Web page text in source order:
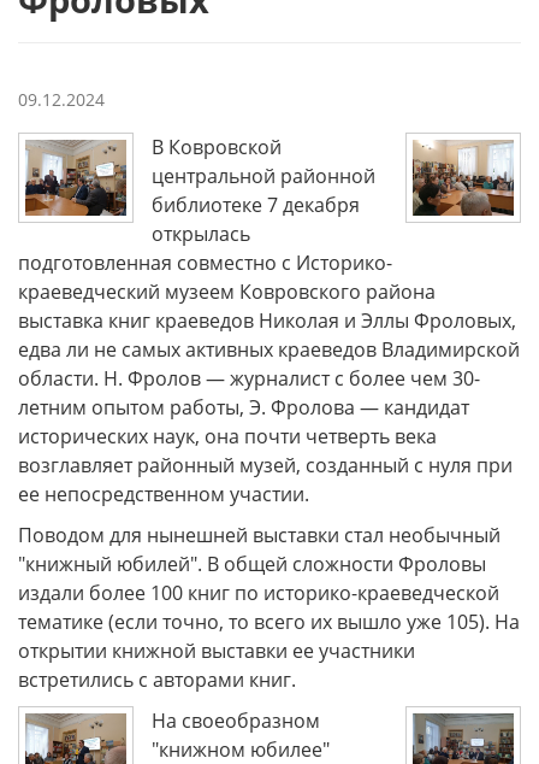
09.12.2024
В Ковровской
центральной районной
библиотеке 7 декабря
открылась
подготовленная совместно с Историко-
краеведческий музеем Ковровского района
выставка книг краеведов Николая и Эллы Фроловых,
едва ли не самых активных краеведов Владимирской
области. Н. Фролов — журналист с более чем 30-
летним опытом работы, Э. Фролова — кандидат
исторических наук, она почти четверть века
возглавляет районный музей, созданный с нуля при
ее непосредственном участии.
Поводом для нынешней выставки стал необычный
"книжный юбилей". В общей сложности Фроловы
издали более 100 книг по историко-краеведческой
тематике (если точно, то всего их вышло уже 105). На
открытии книжной выставки ее участники
встретились с авторами книг.
На своеобразном
"книжном юбилее"